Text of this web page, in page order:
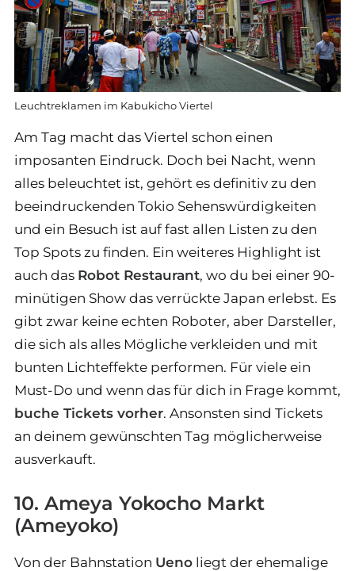
Leuchtreklamen im Kabukicho Viertel
Am Tag macht das Viertel schon einen
imposanten Eindruck. Doch bei Nacht, wenn
alles beleuchtet ist, gehört es definitiv zu den
beeindruckenden Tokio Sehenswürdigkeiten
und ein Besuch ist auf fast allen Listen zu den
Top Spots zu finden. Ein weiteres Highlight ist
auch das Robot Restaurant, wo du bei einer 90-
minütigen Show das verrückte Japan erlebst. Es
gibt zwar keine echten Roboter, aber Darsteller,
die sich als alles Mögliche verkleiden und mit
bunten Lichteffekte performen. Für viele ein
Must-Do und wenn das für dich in Frage kommt,
buche Tickets vorher. Ansonsten sind Tickets
an deinem gewünschten Tag möglicherweise
ausverkauft.
10. Ameya Yokocho Markt
(Ameyoko)
Von der Bahnstation Ueno liegt der ehemalige